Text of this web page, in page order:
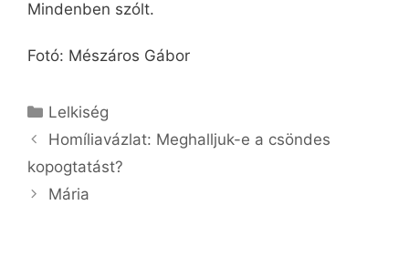
Mindenben szólt.
Fotó: Mészáros Gábor
Kategória
Lelkiség
Homíliavázlat: Meghalljuk-e a csöndes
kopogtatást?
Mária